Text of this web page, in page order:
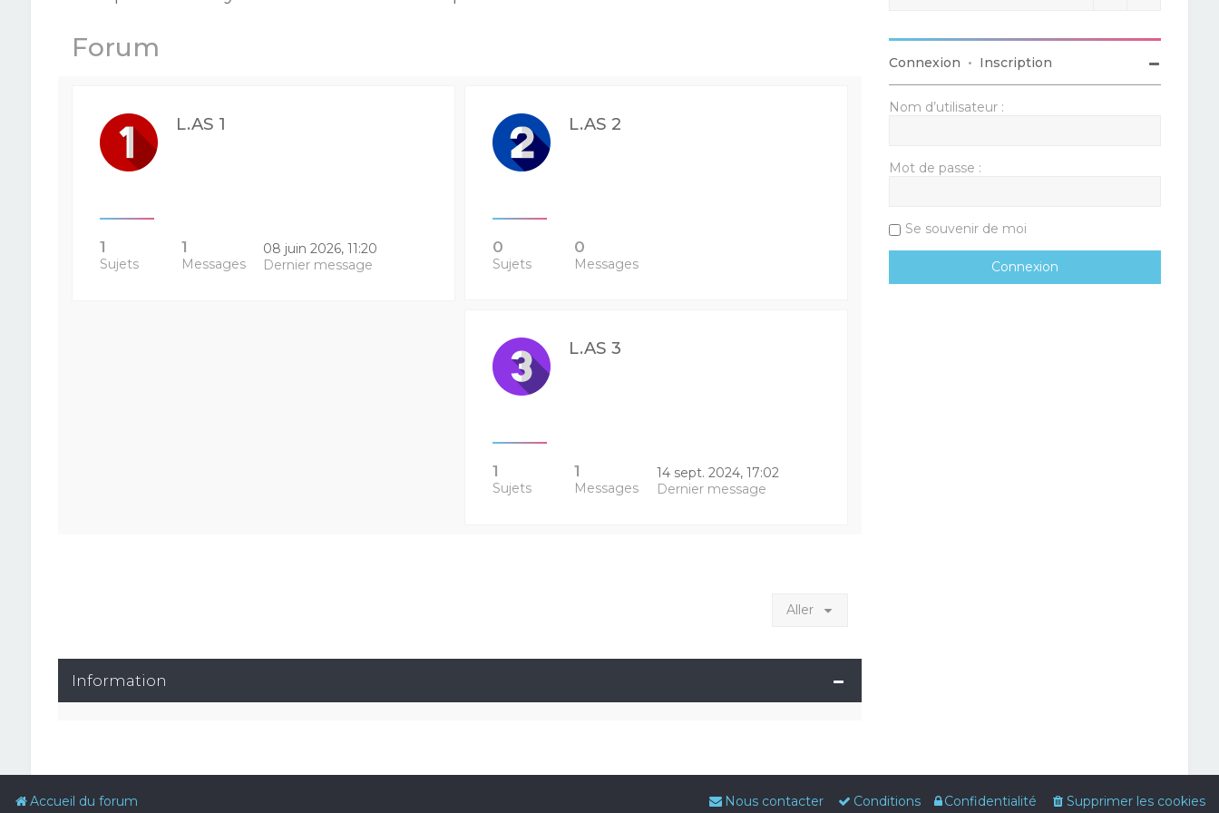
Forum
L.AS 1
1
Sujets
1
Messages
08 juin 2026, 11:20
Dernier message
L.AS 2
0
Sujets
0
Messages
L.AS 3
1
Sujets
1
Messages
14 sept. 2024, 17:02
Dernier message
Aller
Information
Connexion • Inscription
Nom d’utilisateur :
Mot de passe :
Se souvenir de moi
Accueil du forum Supprimer les cookies
Confidentialité
Conditions
Nous contacter